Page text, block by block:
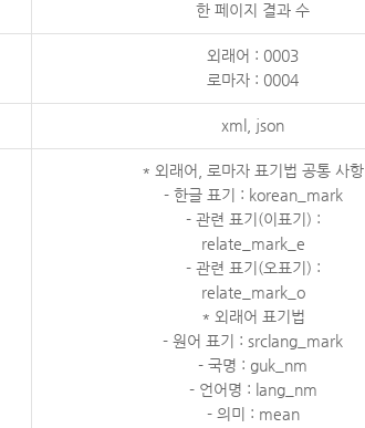
한 페이지 결과 수
외래어 : 0003
로마자 : 0004
xml, json
* 외래어, 로마자 표기법 공통 사항
- 한글 표기 : korean_mark
- 관련 표기(이표기) :
relate_mark_e
- 관련 표기(오표기) :
relate_mark_o
* 외래어 표기법
- 원어 표기 : srclang_mark
- 국명 : guk_nm
- 언어명 : lang_nm
- 의미 : mean